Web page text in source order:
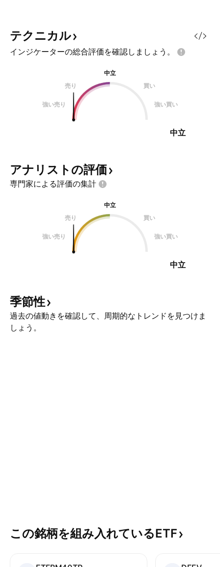
テクニカル
インジケーターの総合評価を確認しましょう。
中立
売り
買い
強い売り 強い買い
中立
アナリストの評価
専門家による評価の集計
中立
売り
買い
強い売り 強い買い
中立
季節性
過去の値動きを確認して、周期的なトレンドを見つけま
しょう。
この銘柄を組み入れているETF